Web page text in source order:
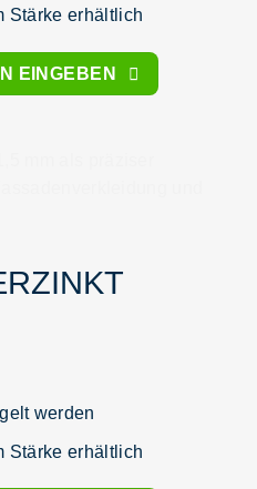
Stärke erhältlich
EINGEBEN
werden
Stärke erhältlich